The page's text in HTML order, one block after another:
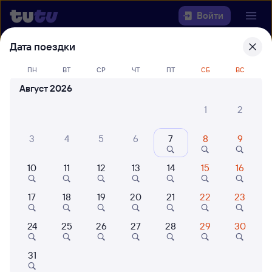
Войти
билеты Александро-Невская —
Богоявленск
42 млн путешествуют с
Когда
Кто едет
Дата поездки
ПН ВТ СР ЧТ ПТ СБ ВС
Август 2026
1
2
3 4 5 6 7 8 9
10 11 12 13 14 15 16
17 18 19 20 21 22 23
24 25 26 27 28 29 30
31